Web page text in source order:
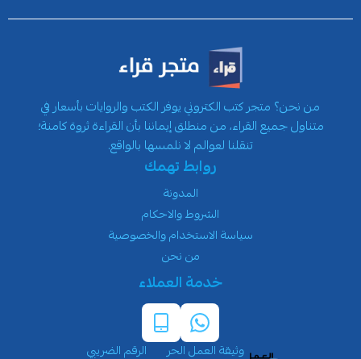
من نحن؟ متجر كتب الكتروني يوفر الكتب والروايات بأسعار في
متناول جميع القراء، من منطلق إيماننا بأن القراءة ثروة كامنة؛
تنقلنا لعوالم لا نلمسها بالواقع.
روابط تهمك
المدونة
الشروط والاحكام
سياسة الاستخدام والخصوصية
من نحن
خدمة العملاء
وثيقة العمل الحر
الرقم الضريبي